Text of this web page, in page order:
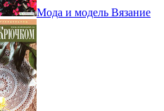
Мода и модель Вязание